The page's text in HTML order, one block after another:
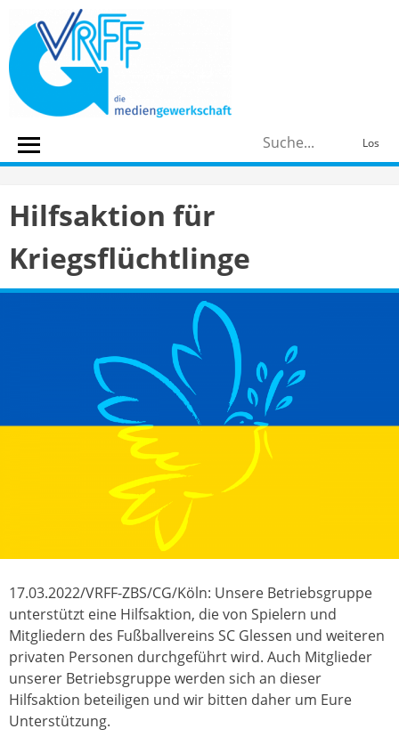
content
Los
Hilfsaktion für
Kriegsflüchtlinge
17.03.2022/VRFF-ZBS/CG/Köln: Unsere Betriebsgruppe
unterstützt eine Hilfsaktion, die von Spielern und
Mitgliedern des Fußballvereins SC Glessen und weiteren
privaten Personen durchgeführt wird. Auch Mitglieder
unserer Betriebsgruppe werden sich an dieser
Hilfsaktion beteiligen und wir bitten daher um Eure
Unterstützung.